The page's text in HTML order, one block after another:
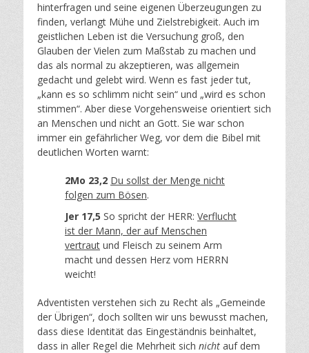
hinterfragen und seine eigenen Überzeugungen zu
finden, verlangt Mühe und Zielstrebigkeit. Auch im
geistlichen Leben ist die Versuchung groß, den
Glauben der Vielen zum Maßstab zu machen und
das als normal zu akzeptieren, was allgemein
gedacht und gelebt wird. Wenn es fast jeder tut,
„kann es so schlimm nicht sein“ und „wird es schon
stimmen“. Aber diese Vorgehensweise orientiert sich
an Menschen und nicht an Gott. Sie war schon
immer ein gefährlicher Weg, vor dem die Bibel mit
deutlichen Worten warnt:
2Mo 23,2 Du sollst der Menge nicht
folgen zum Bösen.
Jer 17,5 So spricht der HERR: Verflucht
ist der Mann, der auf Menschen
vertraut und Fleisch zu seinem Arm
macht und dessen Herz vom HERRN
weicht!
Adventisten verstehen sich zu Recht als „Gemeinde
der Übrigen“, doch sollten wir uns bewusst machen,
dass diese Identität das Eingeständnis beinhaltet,
dass in aller Regel die Mehrheit sich nicht auf dem